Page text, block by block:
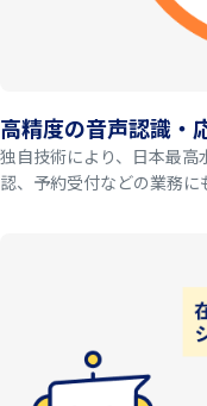
高精度の音声認識・
独自技術により、日本最
認、予約受付などの業務に